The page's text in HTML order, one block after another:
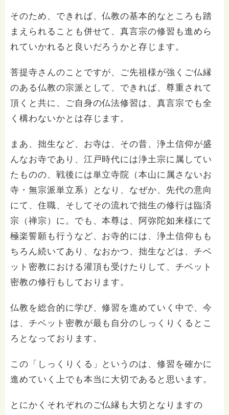
そのため、できれば、仏教の基本的なところも踏
まえられることも併せて、真言宗の修習も進めら
れていかれると良いだろうかと存じます。
菩提寺さんのことですが、ご先祖様が強くご仏縁
のある仏教の宗派として、できれば、尊重されて
頂くと共に、ご自身の仏法修習は、真言宗でも全
く構わないかとは存じます。
まあ、拙生など、お寺は、その昔、浄土信仰が盛
んなお寺であり、江戸時代には浄土宗に属してい
たものの、戦後には単立寺院（本山に属さないお
寺・無宗派単立系）となり、なぜか、先代の意向
にて、住職、そしてその流れで拙生の修行は臨済
宗（禅宗）に。でも、本尊は、阿弥陀如来様にて
極楽誓願も行うなど、お寺的には、浄土信仰もも
ちろん続いてあり、なおかつ、拙生などは、チベ
ット密教における灌頂も受けたりして、チベット
密教の修行もしております。
仏教を総合的に学び、修習を進めていく中で、今
は、チベット密教が最も自分のしっくりくるとこ
ろとなっております。
この「しっくりくる」というのは、修習を確かに
進めていく上でも本当に大切であると思います。
とにかくそれぞれのご仏縁も大切となりますの